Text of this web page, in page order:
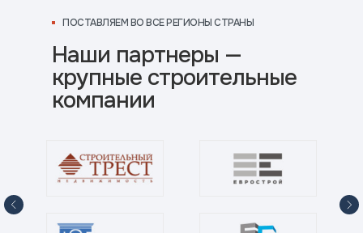
Наши партнеры —
крупные строительные
компании
ПОСТАВЛЯЕМ ВО ВСЕ РЕГИОНЫ СТРАНЫ